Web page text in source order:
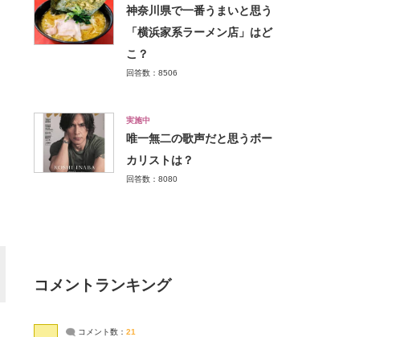
神奈川県で一番うまいと思う
「横浜家系ラーメン店」はど
こ？
回答数：8506
実施中
唯一無二の歌声だと思うボー
カリストは？
回答数：8080
コメントランキング
コメント数： 21